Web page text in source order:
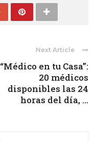
Next Article
“Médico en tu Casa”:
20 médicos
disponibles las 24
horas del día, ...